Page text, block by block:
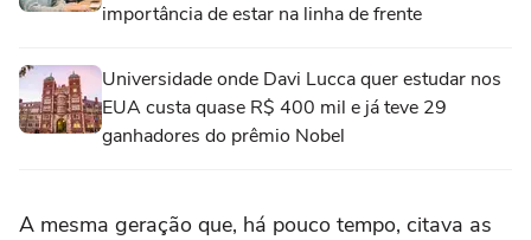
importância de estar na linha de frente
Universidade onde Davi Lucca quer estudar nos
EUA custa quase R$ 400 mil e já teve 29
ganhadores do prêmio Nobel
A mesma geração que, há pouco tempo, citava as